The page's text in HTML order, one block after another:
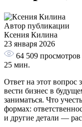
Автор публикации
Ксения Килина
23 января 2026
64 509 просмотров
25 мин.
Ответ на этот вопрос
вести бизнес в
заниматься. Что
формах:
и другие детали —